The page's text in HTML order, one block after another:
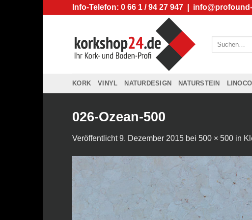
Info-Telefon: 0 66 1 / 94 27 947 |
KORK VINYL NATURDESIGN NATURSTEIN
026-Ozean-500
Veröffentlicht9. Dezember 2015 bei 500 × 500 in